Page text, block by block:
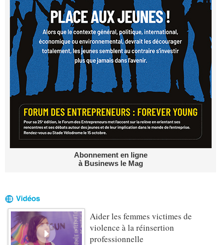
Abonnement en ligne
à Businews le Mag
Aider les femmes victimes de
violence à la réinsertion
professionnelle